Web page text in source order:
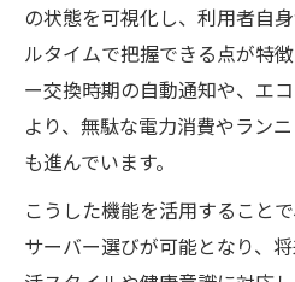
の状態を可視化し、利用者自
ルタイムで把握できる点が特
ー交換時期の自動通知や、エ
より、無駄な電力消費やラン
も進んでいます。
こうした機能を活用すること
サーバー選びが可能となり、